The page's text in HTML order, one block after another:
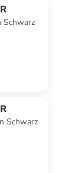
Schwarz
Schwarz